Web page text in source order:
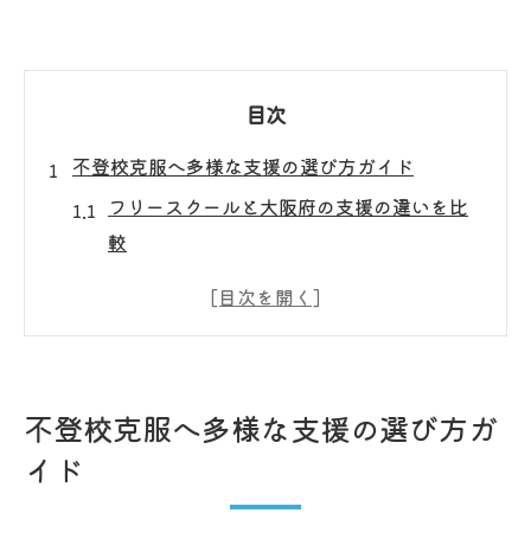
目次
不登校克服へ多様な支援の選び方ガイド
フリースクールと大阪府の支援の違いを比
較
家庭環境に合った不登校克服の選択肢解説
大阪府の不登校支援パッケージの具体的内
大阪府で見つけるフリースクールの活用術
不登校克服へ多様な支援の選び方ガ
イド